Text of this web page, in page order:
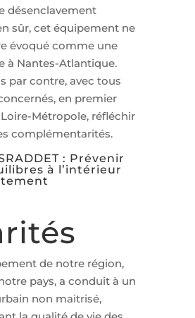
désenclavement
sûr, cet équipement ne
évoqué comme une
à Nantes-Atlantique.
par contre, avec tous
en premier
Métropole, réfléchir
complémentarités.
: Prévenir
à l’intérieur
de notre région,
pays, a conduit à un
non maitrisé,